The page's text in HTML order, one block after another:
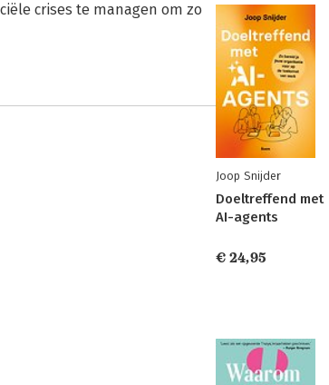
crises te managen om zo
Joop Snijder
Doeltreffend met
AI-agents
€ 24,95